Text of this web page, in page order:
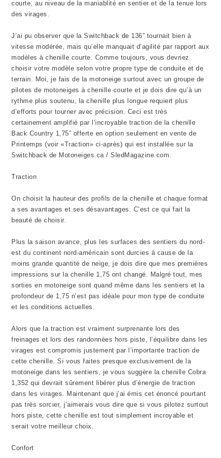
courte, au niveau de la maniablité en sentier et de la tenue lors
des virages.
J’ai pu observer que la Switchback de 136” tournait bien à
vitesse modérée, mais qu’elle manquait d’agilité par rapport aux
modèles à chenille courte. Comme toujours, vous devriez
choisir votre modèle selon votre propre type de conduite et de
terrain. Moi, je fais de la motoneige surtout avec un groupe de
pilotes de motoneiges à chenille courte et je dois dire qu’à un
rythme plus soutenu, la chenille plus longue requiert plus
d’efforts pour tourner avec précision. Ceci est très
certainement amplifié par l’incroyable traction de la chenille
Back Country 1,75” offerte en option seulement en vente de
Printemps (voir «Traction» ci-après) qui est installée sur la
Switchback de Motoneiges.ca / SledMagazine.com.
Traction
On choisit la hauteur des profils de la chenille et chaque format
a ses avantages et ses désavantages. C’est ce qui fait la
beauté de choisir.
Plus la saison avance, plus les surfaces des sentiers du nord-
est du continent nord-américain sont durcies à cause de la
moins grande quantité de neige, je dois dire que mes premières
impressions sur la chenille 1,75 ont changé. Malgré tout, mes
sorties en motoneige sont quand même dans les sentiers et la
profondeur de 1,75 n’est pas idéale pour mon type de conduite
et les conditions actuelles.
Alors que la traction est vraiment surprenante lors des
freinages et lors des randonnées hors piste, l’équilibre dans les
virages est compromis justement par l’importante traction de
cette chenille. Si vous faites presque exclusivement de la
motoneige dans les sentiers, je vous suggère la chenille Cobra
1,352 qui devrait sûrement libérer plus d’énergie de traction
dans les virages. Maintenant que j’ai émis cet énoncé pourtant
pas très sorcier, j’aimerais vous dire que si vous pilotez surtout
hors piste, cette chenille est tout simplement incroyable et
serait votre meilleur choix.
Confort